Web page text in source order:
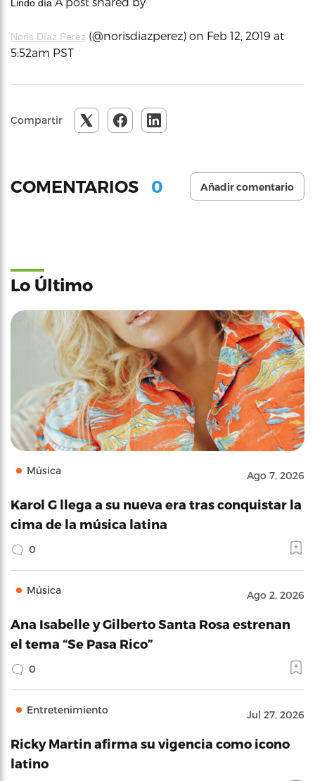
Lindo día
Noris Díaz Perez (@norisdiazperez) on Feb 12, 2019 at
5:52am PST
Compartir
COMENTARIOS 0 Añadir comentario
Lo Último
Música Ago 7, 2026
Karol G llega a su nueva era tras conquistar la
cima de la música latina
0
Música Ago 2, 2026
Ana Isabelle y Gilberto Santa Rosa estrenan
el tema “Se Pasa Rico”
0
Entretenimiento Jul 27, 2026
Ricky Martin afirma su vigencia como icono
latino